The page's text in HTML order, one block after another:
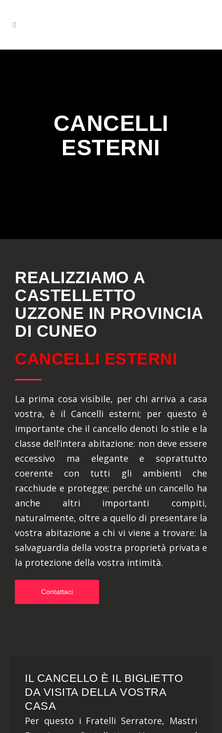
CANCELLI
ESTERNI
REALIZZIAMO A
CASTELLETTO
UZZONE IN PROVINCIA
DI CUNEO
CANCELLI ESTERNI
La prima cosa visibile, per chi arriva a casa
vostra, è il Cancelli esterni; per questo è
importante che il cancello denoti lo stile e la
classe dell’intera abitazione: non deve essere
eccessivo ma elegante e soprattutto
coerente con tutti gli ambienti che
racchiude e protegge; perché un cancello ha
anche altri importanti compiti,
naturalmente, oltre a quello di presentare la
vostra abitazione a chi vi viene a trovare: la
salvaguardia della vostra proprietà privata e
la protezione della vostra intimità.
Contattaci
IL CANCELLO È IL BIGLIETTO
DA VISITA DELLA VOSTRA
CASA
Per questo i Fratelli Serratore, Mastri